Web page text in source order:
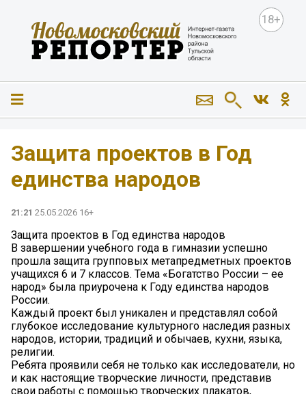
18+
Защита проектов в Год
единства народов
21:21 25.05.2026 16+
Защита проектов в Год единства народов
В завершении учебного года в гимназии успешно
прошла защита групповых метапредметных проектов
учащихся 6 и 7 классов. Тема «Богатство России – ее
народ» была приурочена к Году единства народов
России.
Каждый проект был уникален и представлял собой
глубокое исследование культурного наследия разных
народов, истории, традиций и обычаев, кухни, языка,
религии.
Ребята проявили себя не только как исследователи, но
и как настоящие творческие личности, представив
свои работы с помощью творческих плакатов,